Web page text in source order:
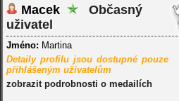
Macek
Občasný
uživatel
Jméno: Martina
Detaily profilu jsou dostupné pouze
přihlášeným uživatelům
zobrazit podrobnosti o medailích